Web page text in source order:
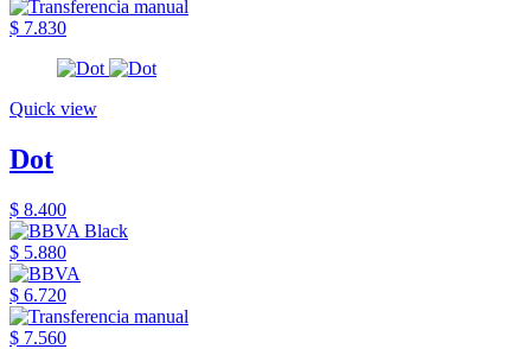
$ 7.830
Quick view
Dot
$ 8.400
$ 5.880
$ 6.720
$ 7.560